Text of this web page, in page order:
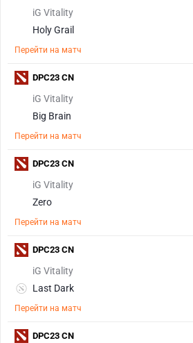
iG Vitality
Holy Grail
Перейти на матч
iG Vitality
Big Brain
Перейти на матч
DPC23 CN
iG Vitality
Zero
Перейти на матч
DPC23 CN
iG Vitality
Last Dark
Перейти на матч
DPC23 CN
DPC23 CN